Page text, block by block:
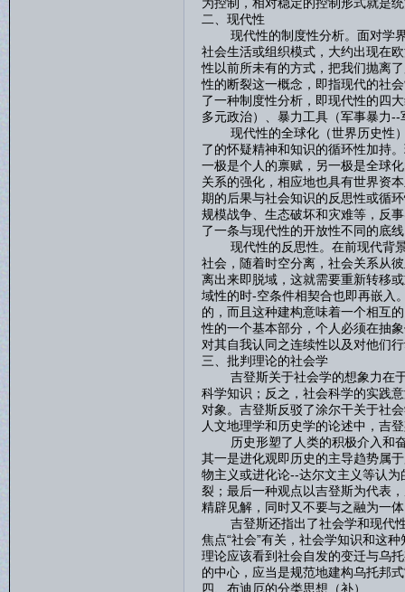
二、现代性
现代性的制度性分析。面对学界
社会生活或组织模式，大约出现在
性以前所未有的方式，把我们抛离
性的断裂这一概念，即指现代的社
了一种制度性分析，即现代性的四
多元政治）、暴力工具（军事暴力
现代性的全球化（世界历史性）
了的怀疑精神和知识的循环性加持
一极是个人的禀赋，另一极是全球
关系的强化，相应地也具有世界资
期的后果与社会知识的反思性或循
规模战争、生态破坏和灾难等，反
了一条与现代性的开放性不同的底
现代性的反思性。在前现代背景
社会，随着时空分离，社会关系从
离出来即脱域，这就需要重新转移
域性的时-空条件相契合也即再嵌入
的，而且这种建构意味着一个相互
性的一个基本部分，个人必须在抽
对其自我认同之连续性以及对他们
三、批判理论的社会学
吉登斯关于社会学的想象力在于
科学知识；反之，社会科学的实践
对象。吉登斯反驳了涂尔干关于社
人文地理学和历史学的论述中，吉
历史形塑了人类的积极介入和奋
其一是进化观即历史的主导趋势属
物主义或进化论--达尔文主义等认
裂；最后一种观点以吉登斯为代表
精辟见解，同时又不要与之融为一
吉登斯还指出了社会学和现代性
焦点“社会”有关，社会学知识和这
理论应该看到社会自发的变迁与乌
的中心，应当是规范地建构乌托邦
四、布迪厄的分类思想（补）